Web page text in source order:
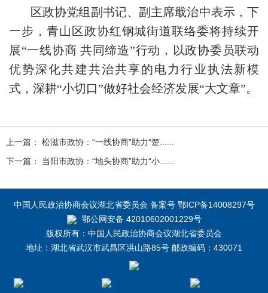
区政协党组副书记、副主席戢治中表示，下
一步，青山区政协红钢城街道联络委将持续开
展“一线协商 共同缔造”行动，以政协委员联动
优势深化共建共治共享的电力行业执法新模
式，深耕“小切口”做好社会经济发展“大文章”。
上一篇： 松滋市政协：“一线协商”助力“楚......
下一篇： 当阳市政协：“地头协商”助力“小......
中国人民政治协商会议湖北省委员会 备案号 鄂ICP备14008297号
鄂公网安备 42010602001229号
版权所有：中国人民政治协商会议湖北省委员会
地址：湖北省武汉市武昌区洪山路85号 邮政编码：430071